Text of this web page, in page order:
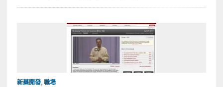
新藥開發, 職場